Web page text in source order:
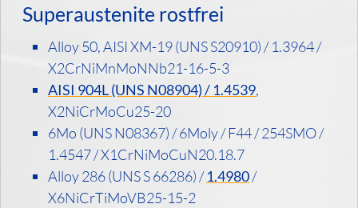
Superaustenite rostfrei
Alloy 50, AISI XM-19 (UNS S20910) / 1.3964 /
X2CrNiMnMoNNb21-16-5-3
AISI 904L (UNS N08904) / 1.4539,
X2NiCrMoCu25-20
6Mo (UNS N08367) / 6Moly / F44 / 254SMO /
1.4547 / X1CrNiMoCuN20.18.7
Alloy 286 (UNS S 66286) /1.4980/
X6NiCrTiMoVB25-15-2